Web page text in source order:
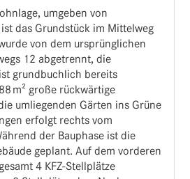
umgeben von
das Grundstück im Mittelweg
von dem ursprünglichen
12 abgetrennt, die
grundbuchlich bereits
m² große rückwärtige
umliegenden Gärten ins Grüne
erfolgt rechts vom
der Bauphase ist die
geplant. Auf dem vorderen
4 KFZ-Stellplätze